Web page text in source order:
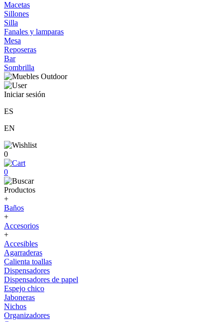
Macetas
Sillones
Silla
Fanales y lamparas
Mesa
Reposeras
Bar
Sombrilla
Iniciar sesión
ES
EN
0
0
Productos
+
Baños
+
Accesorios
+
Accesibles
Agarraderas
Calienta toallas
Dispensadores
Dispensadores de papel
Espejo chico
Jaboneras
Nichos
Organizadores